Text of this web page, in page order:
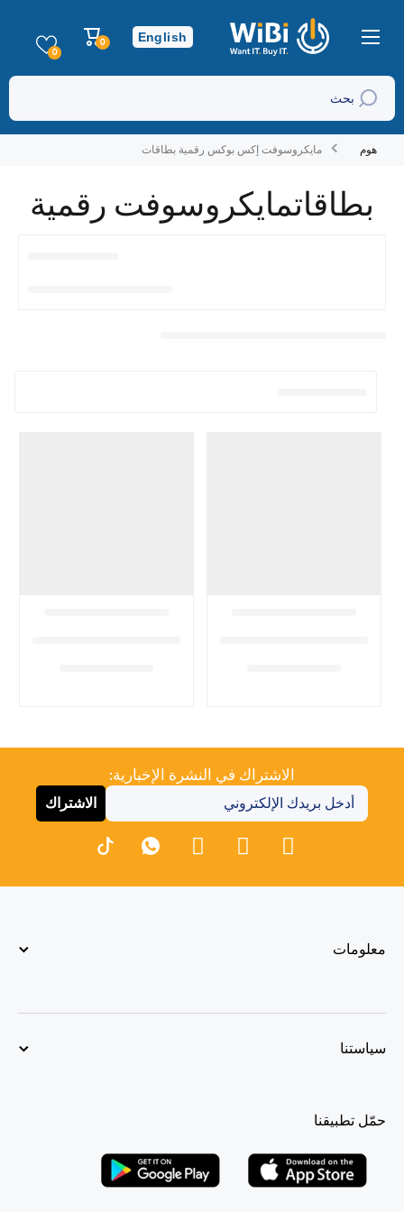
تخطي إلى المحتوى
English
عربة
التسوق
0
عناصر
0
بحث
هوم مايكروسوفت إكس بوكس رقمية بطاقات
بطاقاتمايكروسوفت رقمية
الاشتراك في النشرة الإخبارية:
الاشتراك
معلومات
سياستنا
حمّل تطبيقنا